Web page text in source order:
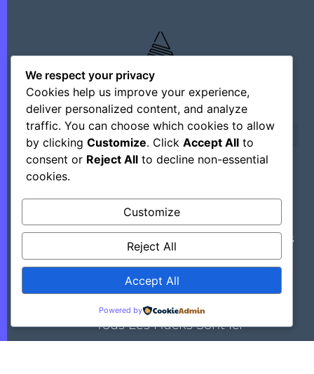
Découvrez Des Astuces, Des Hacks Et Des
Outils Régulièrement En Mettant Ce Site
Dans Vos Favoris.
>> Tous Les Hacks Sont Ici
We respect your privacy
Cookies help us improve your experience,
deliver personalized content, and analyze
traffic. You can choose which cookies to allow
by clicking Customize. Click Accept All to
consent or Reject All to decline non-essential
cookies.
Customize
Reject All
Accept All
Powered by